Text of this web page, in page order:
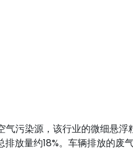
污染源，该行业的微细悬
放量约18%。车辆排放的废